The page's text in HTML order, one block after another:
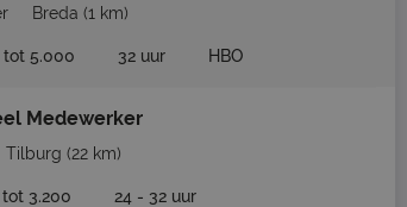
Breda (1 km)
tot 5.000 32 uur HBO
Medewerker
Tilburg (22 km)
3.200 24 - 32 uur